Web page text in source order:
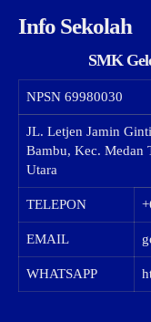
Info Sekolah
SMK
NPSN 69980030
JL. Letjen Jamin
Bambu, Kec. Medan
Utara
TELEPON
EMAIL
WHATSAPP